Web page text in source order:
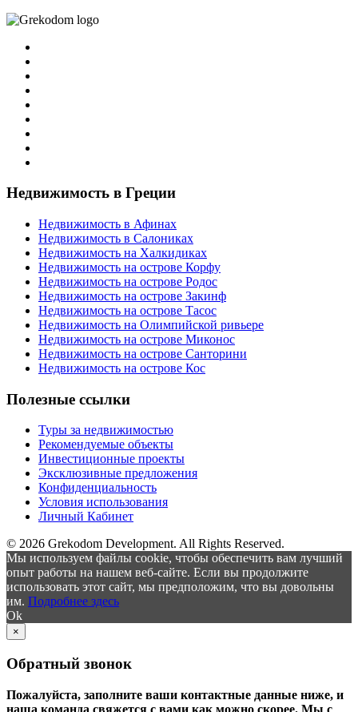
Недвижимость в Греции
Недвижимость в Афинах
Недвижимость в Салониках
Недвижимость на Халкидиках
Недвижимость на острове Корфу
Недвижимость на острове Родос
Недвижимость на острове Закинф
Недвижимость на острове Тасос
Недвижимость на Олимпийской ривьере
Недвижимость на острове Миконос
Недвижимость на острове Санторини
Недвижимость на острове Кос
Полезные ссылки
Туры за недвижимостью
Рекомендуемые объекты
Инвестиционные проекты
Эксклюзивные предложения
Конфиденциальность
Условия использования
Личный Кабинет
© 2026 Grekodom Development. All Rights Reserved.
Мы используем файлы cookie, чтобы обеспечить вам лучший
опыт работы на нашем веб-сайте. Если вы продолжите
использовать этот сайт, мы предположим, что вы довольны
им. Подробнее здесь
Ok
×
Обратный звонок
Пожалуйста, заполните ваши контактные данные ниже, и
наша команда свяжется с вами как можно скорее. Мы с